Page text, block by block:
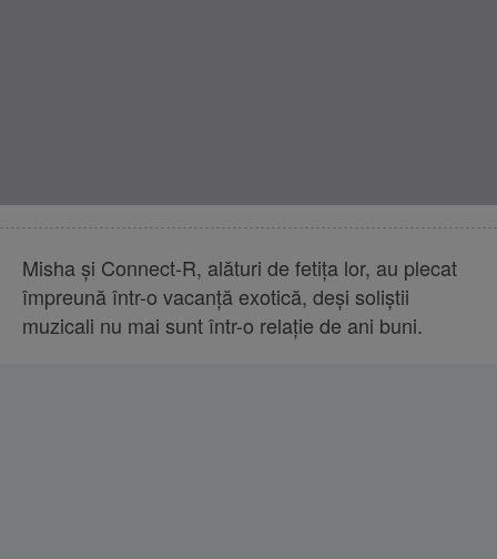
Misha și Connect-R, alături de fetița lor, au plecat
împreună într-o vacanță exotică, deși soliștii
muzicali nu mai sunt într-o relație de ani buni.